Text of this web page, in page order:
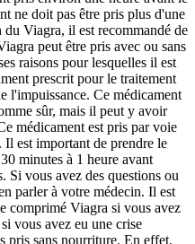
ne doit pas être pris plus d'une
Viagra, il est recommandé de
peut être pris avec ou sans
raisons pour lesquelles il est
prescrit pour le traitement
l'impuissance. Ce médicament
sûr, mais il peut y avoir
médicament est pris par voie
Il est important de prendre le
minutes à 1 heure avant
Si vous avez des questions ou
parler à votre médecin. Il est
comprimé Viagra si vous avez
vous avez eu une crise
pris sans nourriture. En effet,